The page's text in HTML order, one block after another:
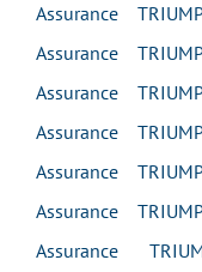
Assurance
Assurance
Assurance
Assurance
Assurance
Assurance
Assurance